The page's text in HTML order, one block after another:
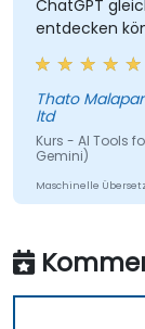
ChatGPT
entdecken
um mir das
Thato Malapane - MSP Mine Support Products (Pty)
ltd
Kurs - AI Tools
Gemini)
Maschinelle